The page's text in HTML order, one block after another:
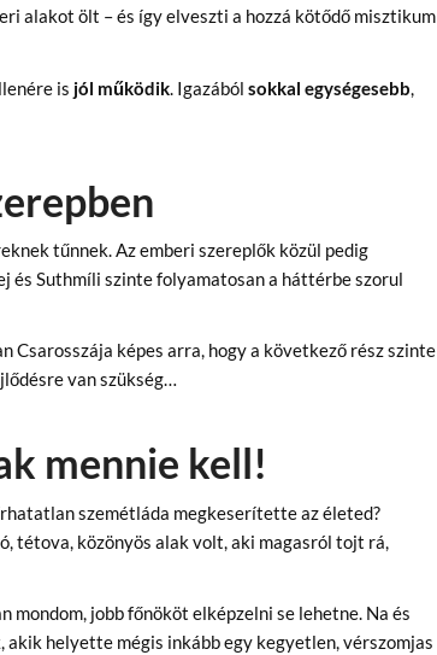
alakot ölt – és így elveszti a hozzá kötődő misztikum
is jól működik. Igazábólsokkal egységesebb,
tűnnek. Az emberi szereplők közül pedig
és Suthmíli szinte folyamatosan a háttérbe szorul
Csarosszája képes arra, hogy a következő rész szinte
van szükség…
mennie kell!
szemétláda megkeserítette az életed?
tétova, közönyös alak volt, aki magasról tojt rá,
jobb főnököt elképzelni se lehetne. Na és
helyette mégis inkább egy kegyetlen, vérszomjas